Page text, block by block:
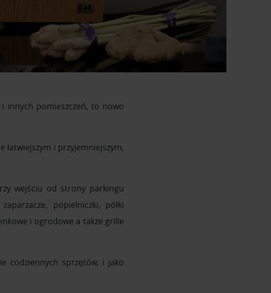
innych pomieszczeń, to nowo
łatwiejszym i przyjemniejszym,
wejściu od strony parkingu
popielniczki, półki
i ogrodowe a także grille
codziennych sprzętów, i jako